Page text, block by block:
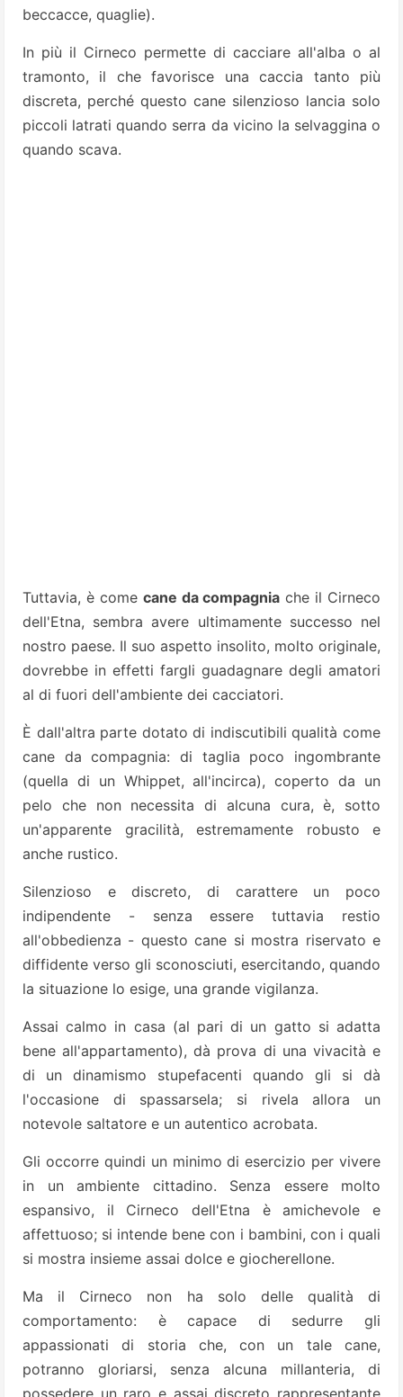
beccacce, quaglie).
In più il Cirneco permette di cacciare all'alba o al
tramonto, il che favorisce una caccia tanto più
discreta, perché questo cane silenzioso lancia solo
piccoli latrati quando serra da vicino la selvaggina o
quando scava.
Tuttavia, è come cane da compagnia che il Cirneco
dell'Etna, sembra avere ultimamente successo nel
nostro paese. Il suo aspetto insolito, molto originale,
dovrebbe in effetti fargli guadagnare degli amatori
al di fuori dell'ambiente dei cacciatori.
È dall'altra parte dotato di indiscutibili qualità come
cane da compagnia: di taglia poco ingombrante
(quella di un Whippet, all'incirca), coperto da un
pelo che non necessita di alcuna cura, è, sotto
un'apparente gracilità, estremamente robusto e
anche rustico.
Silenzioso e discreto, di carattere un poco
indipendente - senza essere tuttavia restio
all'obbedienza - questo cane si mostra riservato e
diffidente verso gli sconosciuti, esercitando, quando
la situazione lo esige, una grande vigilanza.
Assai calmo in casa (al pari di un gatto si adatta
bene all'appartamento), dà prova di una vivacità e
di un dinamismo stupefacenti quando gli si dà
l'occasione di spassarsela; si rivela allora un
notevole saltatore e un autentico acrobata.
Gli occorre quindi un minimo di esercizio per vivere
in un ambiente cittadino. Senza essere molto
espansivo, il Cirneco dell'Etna è amichevole e
affettuoso; si intende bene con i bambini, con i quali
si mostra insieme assai dolce e giocherellone.
Ma il Cirneco non ha solo delle qualità di
comportamento: è capace di sedurre gli
appassionati di storia che, con un tale cane,
potranno gloriarsi, senza alcuna millanteria, di
possedere un raro e assai discreto rappresentante